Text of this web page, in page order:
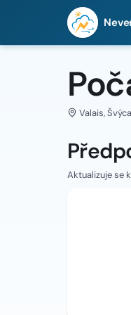
Valais,
Aktualizuje se